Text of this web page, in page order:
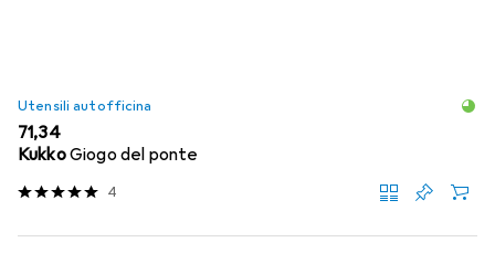
Utensili autofficina
EUR
71,34
KukkoGiogo del ponte
4